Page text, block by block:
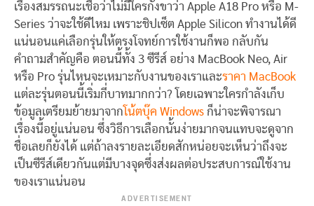
เรื่องสมรรถนะเชื่อว่าไม่มีใครกังขาว่า Apple A18 Pro หรือ M-
Series ว่าจะใช้ดีไหม เพราะชิปเซ็ต Apple Silicon ทำงานได้ดี
แน่นอนแค่เลือกรุ่นให้ตรงโจทย์การใช้งานก็พอ กลับกัน
คำถามสำคัญคือ ตอนนี้ทั้ง 3 ซีรีส์ อย่าง MacBook Neo, Air
หรือ Pro รุ่นไหนจะเหมาะกับงานของเราและราคา MacBook
แต่ละรุ่นตอนนี้เริ่มกี่บาทมากกว่า? โดยเฉพาะใครกำลังเก็บ
ข้อมูลเตรียมย้ายมาจากโน้ตบุ๊ค Windows ก็น่าจะพิจารณา
เรื่องนี้อยู่แน่นอน ซึ่งวิธีการเลือกนั้นง่ายมากจนแทบจะดูจาก
ชื่อเลยก็ยังได้ แต่ถ้าลงรายละเอียดสักหน่อยจะเห็นว่าถึงจะ
เป็นซีรีส์เดียวกันแต่มีบางจุดซึ่งส่งผลต่อประสบการณ์ใช้งาน
ของเราแน่นอน
ADVERTISEMENT